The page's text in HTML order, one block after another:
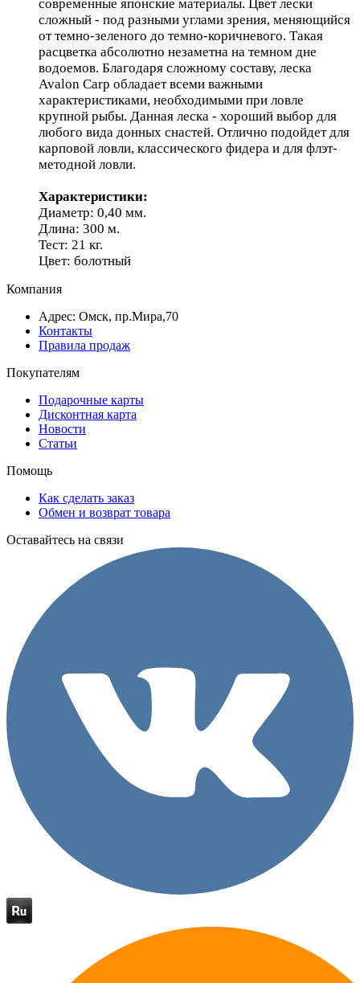
современные японские материалы. Цвет лески
сложный - под разными углами зрения, меняющийся
от темно-зеленого до темно-коричневого. Такая
расцветка абсолютно незаметна на темном дне
водоемов. Благодаря сложному составу, леска
Avalon Carp обладает всеми важными
характеристиками, необходимыми при ловле
крупной рыбы. Данная леска - хороший выбор для
любого вида донных снастей. Отлично подойдет для
карповой ловли, классического фидера и для флэт-
методной ловли.
Характеристики:
Диаметр: 0,40 мм.
Длина: 300 м.
Тест: 21 кг.
Цвет: болотный
Компания
Адрес: Омск, пр.Мира,70
Контакты
Правила продаж
Покупателям
Подарочные карты
Дисконтная карта
Новости
Статьи
Помощь
Как сделать заказ
Обмен и возврат товара
Оставайтесь на связи